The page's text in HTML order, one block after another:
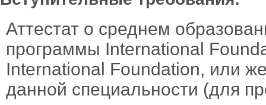
Аттестат о среднем
программы International
International Foundation, или
данной специальности (для